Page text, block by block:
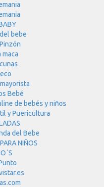
bebe
maca
Bebé
de bebés y niños
y Puericultura
del Bebe
NIÑOS